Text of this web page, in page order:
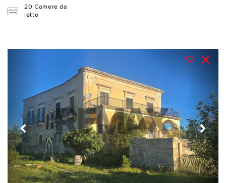
20 Camere da
letto